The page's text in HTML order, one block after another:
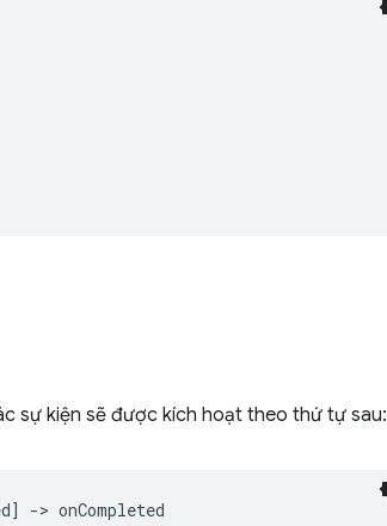
sự kiện sẽ được kích hoạt theo thứ tự sau: